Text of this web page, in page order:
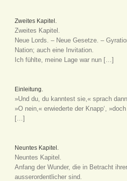
Zweites Kapitel.
Zweites Kapitel.
Neue Lords. – Neue Gesetze. –
Nation; auch eine Invitation.
Ich fühlte, meine Lage war nun […]
Einleitung.
»Und du, du kanntest sie,« sprach
»O nein,« erwiederte der Knapp‘,
[…]
Neuntes Kapitel.
Neuntes Kapitel.
Anfang der Wunder, die in Betracht
ausserordentlicher sind.